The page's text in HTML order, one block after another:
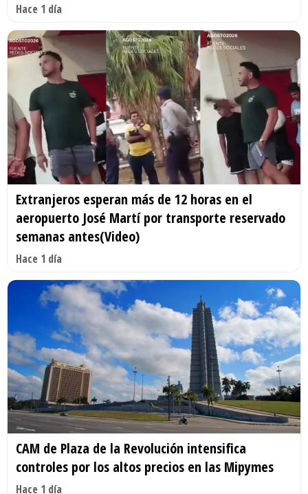
Hace 1 día
Extranjeros esperan más de 12 horas en el
aeropuerto José Martí por transporte reservado
semanas antes(Video)
Hace 1 día
CAM de Plaza de la Revolución intensifica
controles por los altos precios en las Mipymes
Hace 1 día